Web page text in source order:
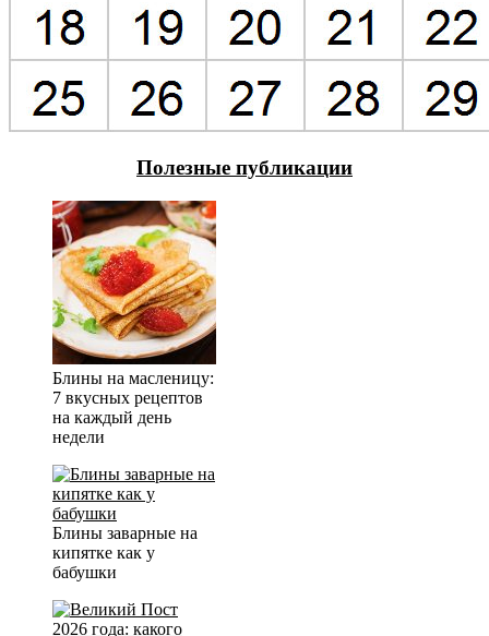
Полезные публикации
Блины на масленицу:
7 вкусных рецептов
на каждый день
недели
Блины заварные на
кипятке как у
бабушки